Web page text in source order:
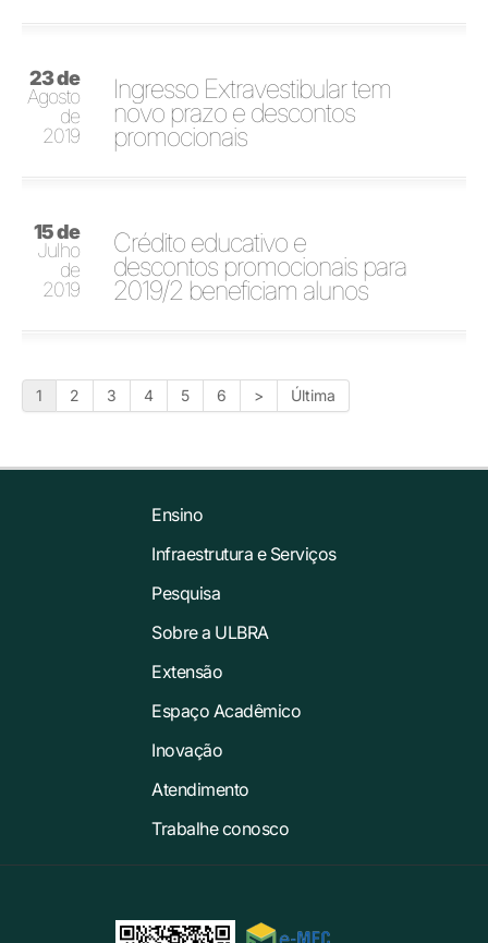
23 de
Agosto
de
2019
Ingresso Extravestibular tem
novo prazo e descontos
promocionais
15 de
Julho
de
2019
Crédito educativo e
descontos promocionais para
2019/2 beneficiam alunos
1 2 3 4 5 6 > Última
Ensino
Infraestrutura e Serviços
Pesquisa
Sobre a ULBRA
Extensão
Espaço Acadêmico
Inovação
Atendimento
Trabalhe conosco